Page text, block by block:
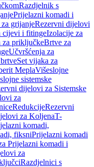
Razdjelnik s
Prijelazni komadi i
grijanjeRezervni dijelovi
cijevi i fitingeIzolacije za
za priključkeBrtve za
Učvršćenja za
Set vijaka za
MeplaVišeslojne
sistemske
dijelovi za Sistemske
za
RedukcijeRezervni
za KoljenaT-
komadi,
fiksniPrijelazni komadi
Prijelazni komadi i
za
Razdjelnici s